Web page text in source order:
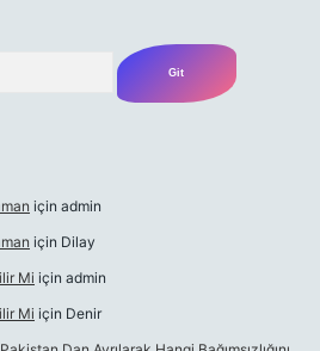
için admin
için Dilay
Mi için admin
Mi için Denir